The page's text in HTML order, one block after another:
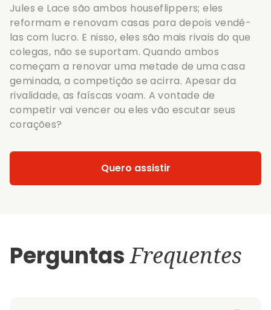
Jules e Lace são ambos houseflippers; eles
reformam e renovam casas para depois vendê-
las com lucro. E nisso, eles são mais rivais do que
colegas, não se suportam. Quando ambos
começam a renovar uma metade de uma casa
geminada, a competição se acirra. Apesar da
rivalidade, as faíscas voam. A vontade de
competir vai vencer ou eles vão escutar seus
corações?
Quero assistir
PerguntasFrequentes